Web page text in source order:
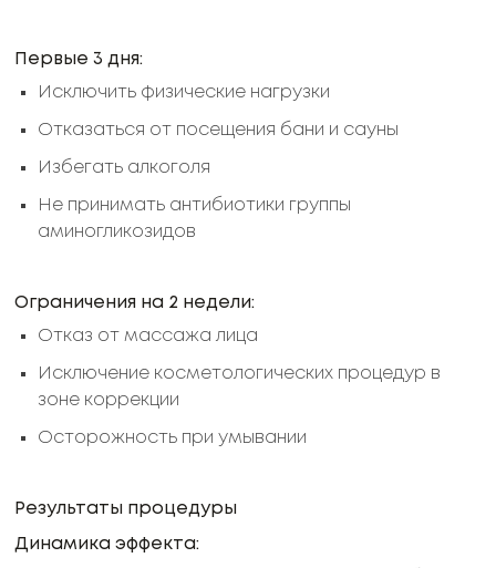
Первые 3 дня:
Исключить физические нагрузки
Отказаться от посещения бани и сауны
Избегать алкоголя
Не принимать антибиотики группы
аминогликозидов
Ограничения на 2 недели:
Отказ от массажа лица
Исключение косметологических процедур в
зоне коррекции
Осторожность при умывании
Результаты процедуры
Динамика эффекта: